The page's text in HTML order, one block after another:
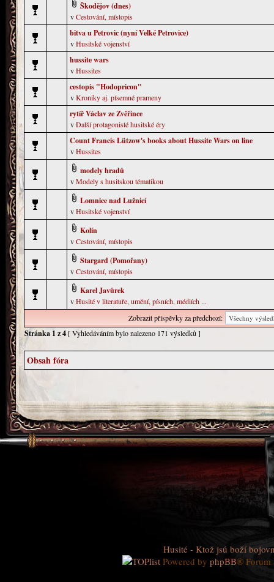
Škodějov (dnes)
vCestování, místopis
bitva u Petrovic (nyní Velké Petrovice)
vHusitské vojenství
hussite wars
vHussites
cestopis "Hodopricon"
vKroniky aj. písemné prameny
rytíř Václav ze Zvěřince
vDalší protagonisté husitské éry
Count Francis Lützow's books about Hussite Wars on line
vHussites
modely hradů
vModely s husitskou tématikou
Lomnice nad Lužnicí
vHusitské vojenství
Kolín
vCestování, místopis
Stargard (Pomořany)
vCestování, místopis
Karel Javůrek
vHusité v literatuře, umění, písních, médiích ...
Zobrazit příspěvky za předchozí:
Stránka 1z4 [ Vyhledáváním bylo nalezeno 171 výsledků ]
Obsah fóra
Husité - Ktož jsú boží
Powered by phpBB® Forum